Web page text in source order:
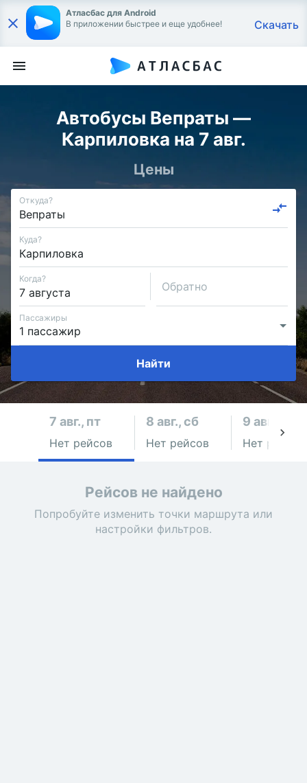
Атласбас для Android
В приложении быстрее и еще удобнее!
Скачать
Автобусы Вепраты —
Карпиловка на 7 авг.
Цены
Откуда?
Куда?
Когда?
Обратно
Пассажиры
Найти
7 авг., пт
Нет рейсов
8 авг., сб
Нет рейсов
9 авг., вс
Нет рейсов
Рейсов не найдено
Попробуйте изменить точки маршрута или
настройки фильтров.